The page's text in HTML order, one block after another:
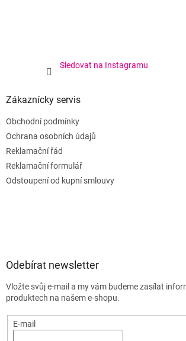
Sledovat na Instagramu
Zákaznícky servis
Obchodní podmínky
Ochrana osobních údajů
Reklamační řád
Reklamační formulář
Odstoupení od kupní smlouvy
Odebírat newsletter
Vložte svůj e-mail a my vám budeme zasílat
produktech na našem e-shopu.
E-mail